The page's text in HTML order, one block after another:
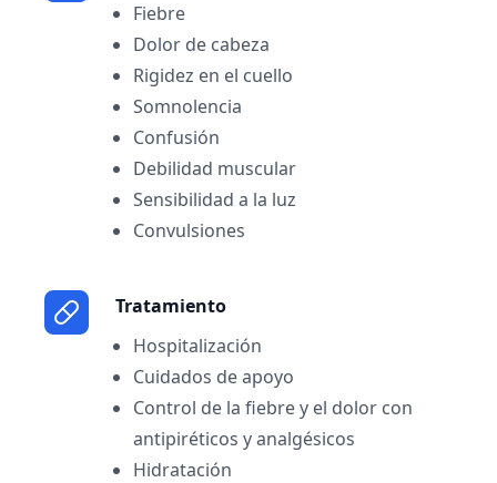
Fiebre
Dolor de cabeza
Rigidez en el cuello
Somnolencia
Confusión
Debilidad muscular
Sensibilidad a la luz
Convulsiones
Tratamiento
Hospitalización
Cuidados de apoyo
Control de la fiebre y el dolor con
antipiréticos y analgésicos
Hidratación